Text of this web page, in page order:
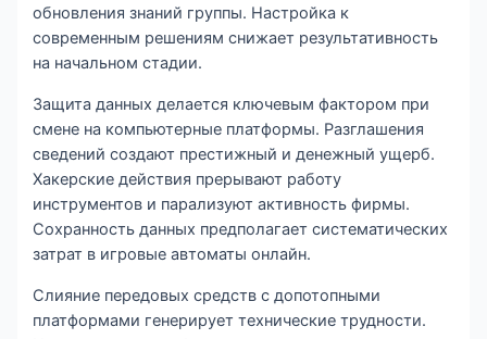
обновления знаний группы. Настройка к
современным решениям снижает результативность
на начальном стадии.
Защита данных делается ключевым фактором при
смене на компьютерные платформы. Разглашения
сведений создают престижный и денежный ущерб.
Хакерские действия прерывают работу
инструментов и парализуют активность фирмы.
Сохранность данных предполагает систематических
затрат в игровые автоматы онлайн.
Слияние передовых средств с допотопными
платформами генерирует технические трудности.